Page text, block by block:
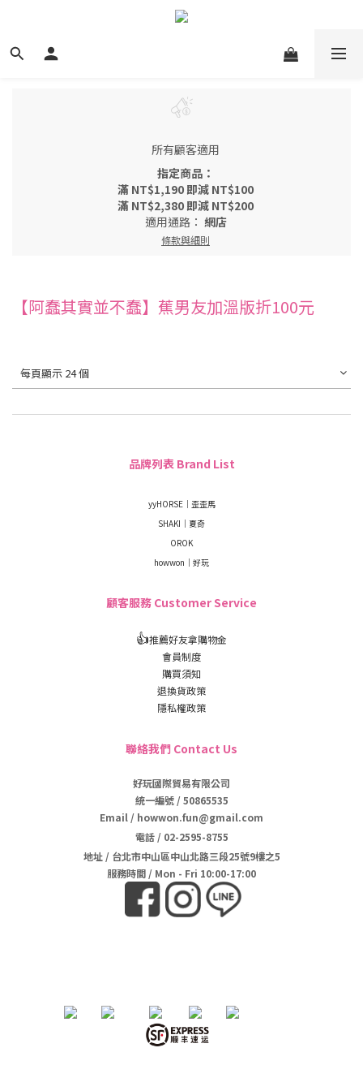
所有顧客適用
指定商品：
滿 NT$1,190 即減 NT$100
滿 NT$2,380 即減 NT$200
適用通路： 網店
條款與細則
【阿蠢其實並不蠢】蕉男友加溫版折100元
每頁顯示 24 個
品牌列表 Brand List
yyHORSE｜歪歪馬
SHAKI｜夏奇
OROK
howwon｜好玩
顧客服務 Customer Service
👍推薦好友拿購物金
會員制度
購買須知
退換貨政策
隱私權政策
聯絡我們 Contact Us
好玩國際貿易有限公司
統一編號 / 50865535
Email / howwon.fun@gmail.com
電話/ 02-2595-8755
地址/ 台北市中山區中山北路三段25號9樓之5
服務時間 / Mon - Fri 10:00-17:00